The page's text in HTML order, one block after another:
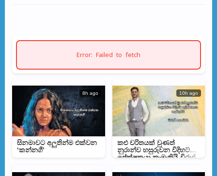
Error: Failed to fetch
8h ago
සිනමාවට අලුතින්ම එක්වන
‘කන්නගී’
10h ago
කළු චරිතයක් වුණත්
නුරාන්ව හසුරුවන විදිහට
ප්‍රේක්ෂකයා කැමැතියි-විරාජ්